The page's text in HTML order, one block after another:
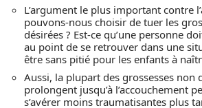
L’argument le plus important contre
pouvons-nous choisir de tuer les
désirées ? Est-ce qu’une personne
au point de se retrouver dans une
être sans pitié pour les enfants à
Aussi, la plupart des grossesses non
prolongent jusqu’à l’accouchement
s’avérer moins traumatisantes plus